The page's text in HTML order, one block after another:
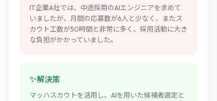
IT企業A社では、中途採用のAIエンジニアを求めて
いましたが、月間の応募数が6人と少なく、またス
カウト工数が50時間と非常に多く、採用活動に大き
な負担がかかっていました。
✨解決策
マッハスカウトを活用し、AIを用いた候補者選定と